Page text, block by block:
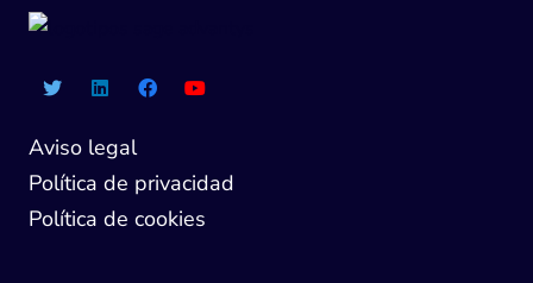
Aviso legal
Política de privacidad
Política de cookies